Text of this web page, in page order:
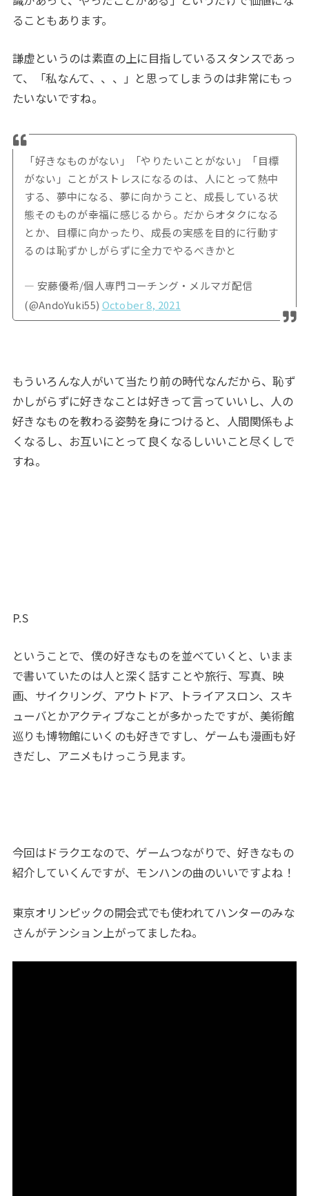
ることもあります。
謙虚というのは素直の上に目指しているスタンスであっ
て、「私なんて、、、」と思ってしまうのは非常にもっ
たいないですね。
「好きなものがない」「やりたいことがない」「目標
がない」ことがストレスになるのは、人にとって熱中
する、夢中になる、夢に向かうこと、成長している状
態そのものが幸福に感じるから。だからオタクになる
とか、目標に向かったり、成長の実感を目的に行動す
るのは恥ずかしがらずに全力でやるべきかと
— 安藤優希/個人専門コーチング・メルマガ配信
(@AndoYuki55) October 8, 2021
もういろんな人がいて当たり前の時代なんだから、恥ず
かしがらずに好きなことは好きって言っていいし、人の
好きなものを教わる姿勢を身につけると、人間関係もよ
くなるし、お互いにとって良くなるしいいこと尽くしで
すね。
P.S
ということで、僕の好きなものを並べていくと、いまま
で書いていたのは人と深く話すことや旅行、写真、映
画、サイクリング、アウトドア、トライアスロン、スキ
ューバとかアクティブなことが多かったですが、美術館
巡りも博物館にいくのも好きですし、ゲームも漫画も好
きだし、アニメもけっこう見ます。
今回はドラクエなので、ゲームつながりで、好きなもの
紹介していくんですが、モンハンの曲のいいですよね！
東京オリンピックの開会式でも使われてハンターのみな
さんがテンション上がってましたね。